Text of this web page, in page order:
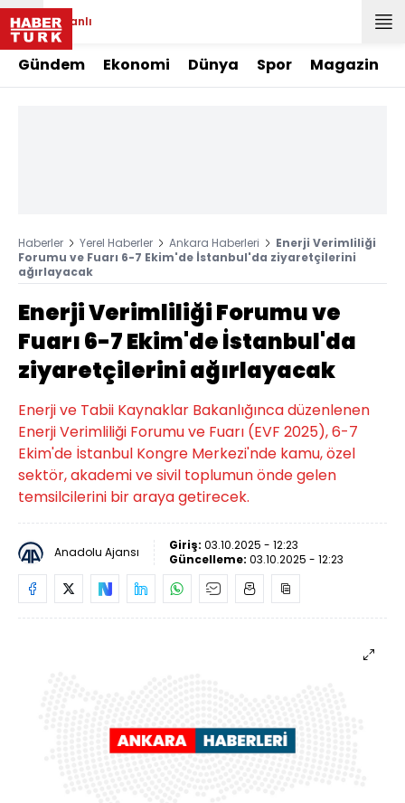
Canlı
Gündem Ekonomi Dünya Spor Magazin
Haberler Yerel Haberler Ankara Haberleri
Enerji Verimliliği
Forumu ve Fuarı 6-7 Ekim'de İstanbul'da ziyaretçilerini
ağırlayacak
Enerji Verimliliği Forumu ve
Fuarı 6-7 Ekim'de İstanbul'da
ziyaretçilerini ağırlayacak
Enerji ve Tabii Kaynaklar Bakanlığınca düzenlenen
Enerji Verimliliği Forumu ve Fuarı (EVF 2025), 6-7
Ekim'de İstanbul Kongre Merkezi'nde kamu, özel
sektör, akademi ve sivil toplumun önde gelen
temsilcilerini bir araya getirecek.
Anadolu Ajansı Giriş: 03.10.2025 - 12:23
Güncelleme: 03.10.2025 - 12:23